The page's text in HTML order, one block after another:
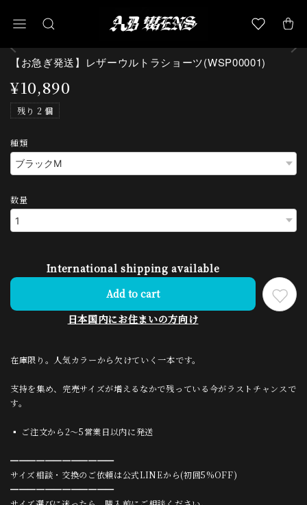
【お急ぎ発送】レザーウルトラショーツ(WSP00001)
¥10,890
残り 2 個
種類
数量
International shipping available
Add to cart
日本国内にお住まいの方向け
在庫限り。人気カラーから欠けていく一本です。
支持を集め、完売サイズが増えるなかで残っている今がラストチャンスで
す。
▪ ご注文から2〜5営業日以内に発送
━━━━━━━━━━━━
サイズ相談・交換のご依頼は公式LINEから(初回5%OFF)
━━━━━━━━━━━━